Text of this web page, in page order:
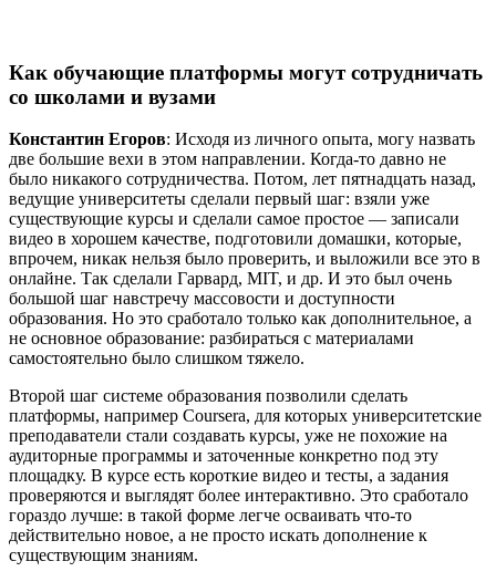
Как обучающие платформы могут сотрудничать
со школами и вузами
Константин Егоров: Исходя из личного опыта, могу назвать
две большие вехи в этом направлении. Когда-то давно не
было никакого сотрудничества. Потом, лет пятнадцать назад,
ведущие университеты сделали первый шаг: взяли уже
существующие курсы и сделали самое простое — записали
видео в хорошем качестве, подготовили домашки, которые,
впрочем, никак нельзя было проверить, и выложили все это в
онлайне. Так сделали Гарвард, MIT, и др. И это был очень
большой шаг навстречу массовости и доступности
образования. Но это сработало только как дополнительное, а
не основное образование: разбираться с материалами
самостоятельно было слишком тяжело.
Второй шаг системе образования позволили сделать
платформы, например Coursera, для которых университетские
преподаватели стали создавать курсы, уже не похожие на
аудиторные программы и заточенные конкретно под эту
площадку. В курсе есть короткие видео и тесты, а задания
проверяются и выглядят более интерактивно. Это сработало
гораздо лучше: в такой форме легче осваивать что-то
действительно новое, а не просто искать дополнение к
существующим знаниям.